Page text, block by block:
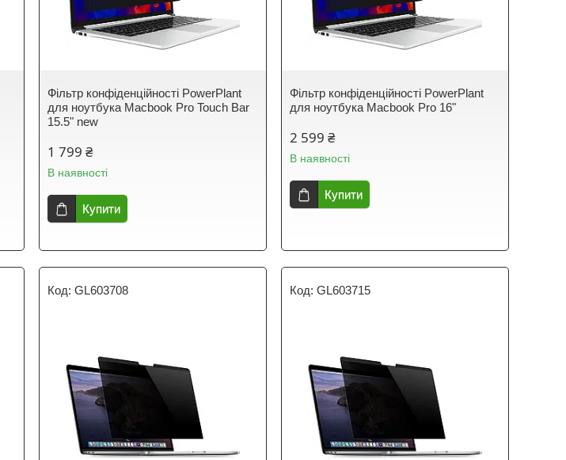
Фільтр конфіденційності PowerPlant
для ноутбука Macbook Pro Touch Bar
15.5" new
1 799 ₴
В наявності
Купити
Фільтр конфіденційності PowerPlant
для ноутбука Macbook Pro 16"
2 599 ₴
В наявності
Купити
GL603708 GL603715